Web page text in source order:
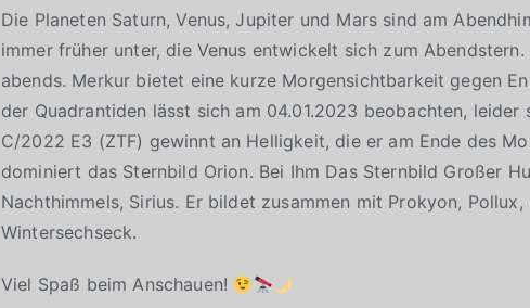
Die Planeten Saturn, Venus, Jupiter und Mars sind am
immer früher unter, die Venus entwickelt sich zum
abends. Merkur bietet eine kurze Morgensichtbarkeit gegen
der Quadrantiden lässt sich am 04.01.2023 beobachten,
C/2022 E3 (ZTF) gewinnt an Helligkeit, die er am Ende des
dominiert das Sternbild Orion. Bei Ihm Das Sternbild Großer
Nachthimmels, Sirius. Er bildet zusammen mit Prokyon,
Wintersechseck.
Viel Spaß beim Anschauen!